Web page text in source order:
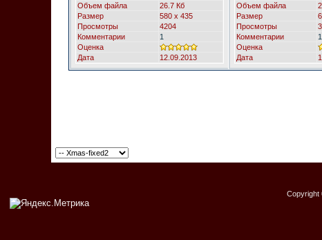
Объем файла
26.7 Кб
Размер
580 x 435
Просмотры
4204
Комментарии
1
Оценка
Дата
12.09.2013
Объем файла
Размер
Просмотры
Комментарии
1
Оценка
Дата
Copyright